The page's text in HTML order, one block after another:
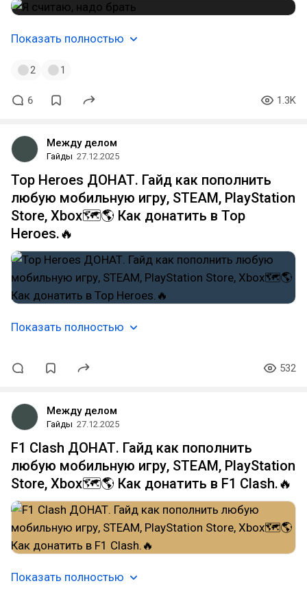
Показать полностью
2 1
6 1.3K
Между делом
Гайды 27.12.2025
Top Heroes ДОНАТ. Гайд как пополнить
любую мобильную игру, STEAM, PlayStation
Store, Xbox🗺️🌎 Как донатить в Top
Heroes.🔥
Показать полностью
532
Между делом
Гайды 27.12.2025
F1 Clash ДОНАТ. Гайд как пополнить
любую мобильную игру, STEAM, PlayStation
Store, Xbox🗺️🌎 Как донатить в F1 Clash.🔥
Показать полностью